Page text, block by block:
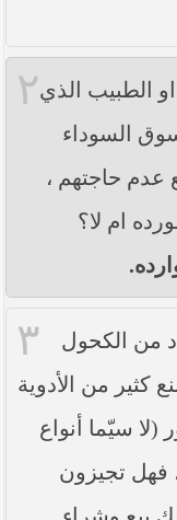
٢الطبيب الذي
السوداء
عدم حاجتهم ،
ام لا؟
٣
من الكحول
من الأدوية
(لا سيّما أنواع
فهل تجيزون